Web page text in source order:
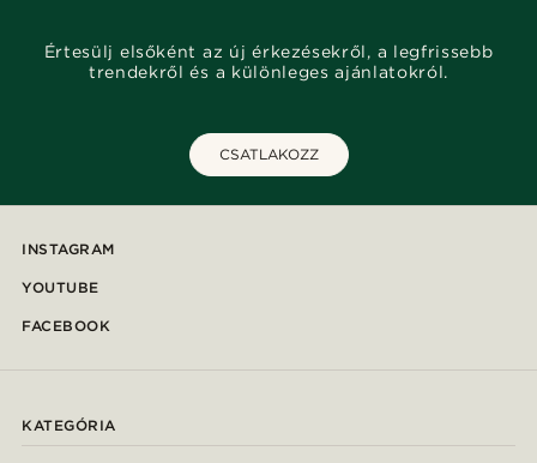
Értesülj elsőként az új érkezésekről, a legfrissebb
trendekről és a különleges ajánlatokról.
CSATLAKOZZ
INSTAGRAM
YOUTUBE
FACEBOOK
KATEGÓRIA